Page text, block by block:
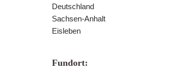
Deutschland
Sachsen-Anhalt
Eisleben
Fundort: